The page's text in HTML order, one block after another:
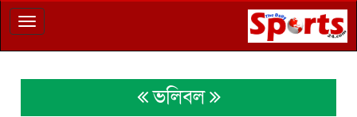
Toggle
navigation
ভলিবল